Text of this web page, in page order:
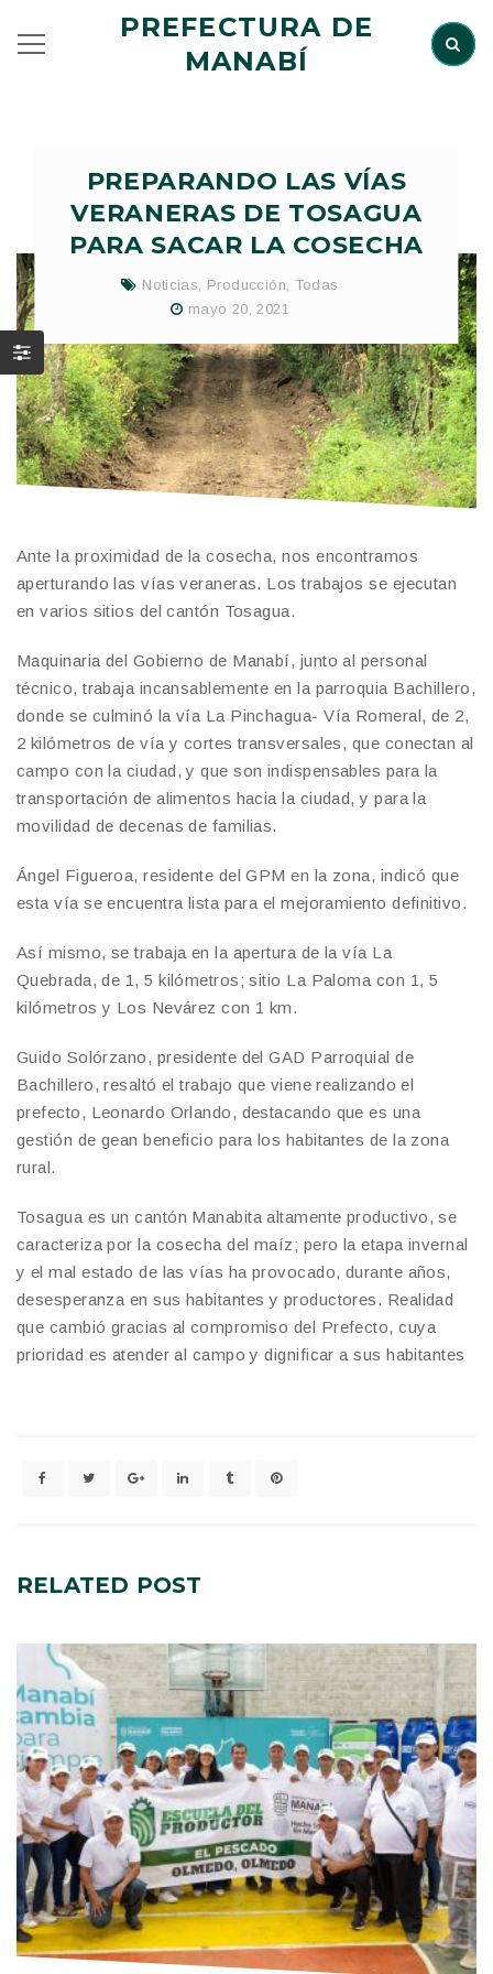
PREFECTURA DE
MANABÍ
PREPARANDO LAS VÍAS
VERANERAS DE TOSAGUA
PARA SACAR LA COSECHA
Noticias Producción
Todas
mayo 20, 2021
Ante la proximidad de la cosecha, nos encontramos
aperturando las vías veraneras. Los trabajos se ejecutan
en varios sitios del cantón Tosagua.
Maquinaria del Gobierno de Manabí, junto al personal
técnico, trabaja incansablemente en la parroquia Bachillero,
donde se culminó la vía La Pinchagua- Vía Romeral, de 2,
2 kilómetros de vía y cortes transversales, que conectan al
campo con la ciudad, y que son indispensables para la
transportación de alimentos hacia la ciudad, y para la
movilidad de decenas de familias.
Ángel Figueroa, residente del GPM en la zona, indicó que
esta vía se encuentra lista para el mejoramiento definitivo.
Así mismo, se trabaja en la apertura de la vía La
Quebrada, de 1, 5 kilómetros; sitio La Paloma con 1, 5
kilómetros y Los Nevárez con 1 km.
Guido Solórzano, presidente del GAD Parroquial de
Bachillero, resaltó el trabajo que viene realizando el
prefecto, Leonardo Orlando, destacando que es una
gestión de gean beneficio para los habitantes de la zona
rural.
Tosagua es un cantón Manabita altamente productivo, se
caracteriza por la cosecha del maíz; pero la etapa invernal
y el mal estado de las vías ha provocado, durante años,
desesperanza en sus habitantes y productores. Realidad
que cambió gracias al compromiso del Prefecto, cuya
prioridad es atender al campo y dignificar a sus habitantes
RELATED POST